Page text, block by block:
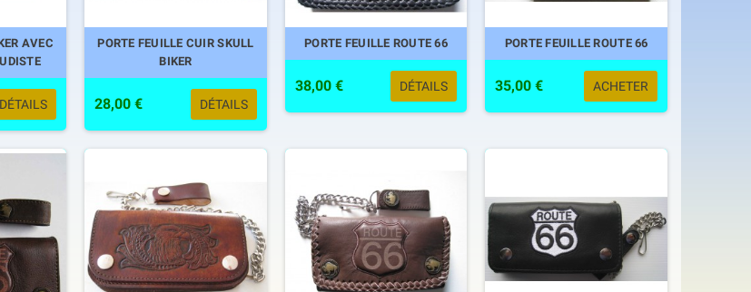
AVEC
DÉTAILS
PORTE FEUILLE CUIR SKULL
BIKER
28,00 € DÉTAILS
PORTE FEUILLE ROUTE 66
38,00 € DÉTAILS
PORTE FEUILLE ROUTE 66
35,00 € ACHETER